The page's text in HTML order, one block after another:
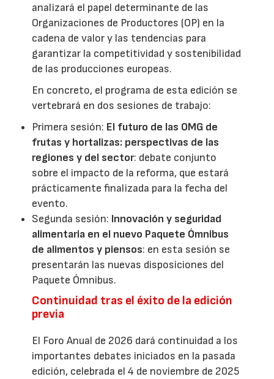
analizará el papel determinante de las
Organizaciones de Productores (OP) en la
cadena de valor y las tendencias para
garantizar la competitividad y sostenibilidad
de las producciones europeas.
En concreto, el programa de esta edición se
vertebrará en dos sesiones de trabajo:
Primera sesión: El futuro de las OMG de
frutas y hortalizas: perspectivas de las
regiones y del sector: debate conjunto
sobre el impacto de la reforma, que estará
prácticamente finalizada para la fecha del
evento.
Segunda sesión: Innovación y seguridad
alimentaria en el nuevo Paquete Ómnibus
de alimentos y piensos: en esta sesión se
presentarán las nuevas disposiciones del
Paquete Ómnibus.
Continuidad tras el éxito de la edición
previa
El Foro Anual de 2026 dará continuidad a los
importantes debates iniciados en la pasada
edición, celebrada el 4 de noviembre de 2025